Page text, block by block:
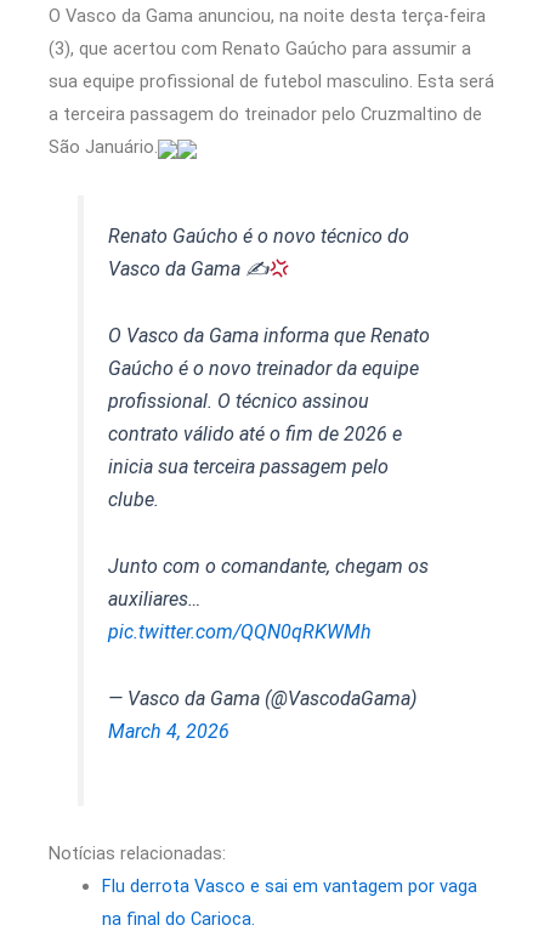
O Vasco da Gama anunciou, na noite desta terça-feira
(3), que acertou com Renato Gaúcho para assumir a
sua equipe profissional de futebol masculino. Esta será
a terceira passagem do treinador pelo Cruzmaltino de
São Januário.
Renato Gaúcho é o novo técnico do
Vasco da Gama ✍
O Vasco da Gama informa que Renato
Gaúcho é o novo treinador da equipe
profissional. O técnico assinou
contrato válido até o fim de 2026 e
inicia sua terceira passagem pelo
clube.
Junto com o comandante, chegam os
auxiliares…
pic.twitter.com/QQN0qRKWMh
— Vasco da Gama (@VascodaGama)
March 4, 2026
Notícias relacionadas:
Flu derrota Vasco e sai em vantagem por vaga
na final do Carioca.